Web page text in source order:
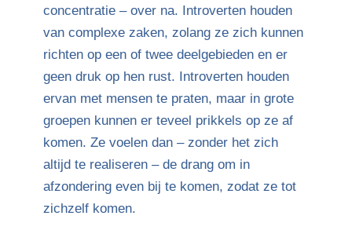
concentratie – over na. Introverten houden
van complexe zaken, zolang ze zich kunnen
richten op een of twee deelgebieden en er
geen druk op hen rust. Introverten houden
ervan met mensen te praten, maar in grote
groepen kunnen er teveel prikkels op ze af
komen. Ze voelen dan – zonder het zich
altijd te realiseren – de drang om in
afzondering even bij te komen, zodat ze tot
zichzelf komen.